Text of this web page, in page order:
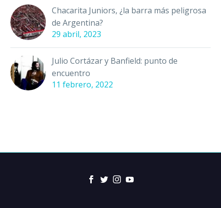
Chacarita Juniors, ¿la barra más peligrosa
de Argentina?
29 abril, 2023
Julio Cortázar y Banfield: punto de
encuentro
11 febrero, 2022